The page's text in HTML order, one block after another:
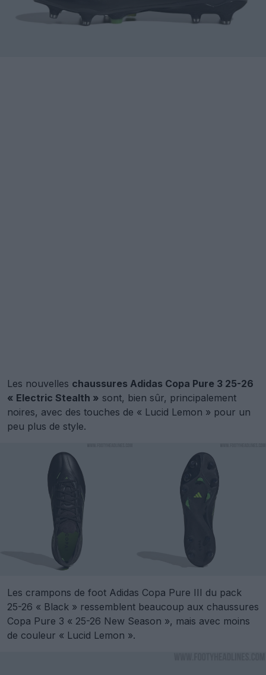
Les nouvelles chaussures Adidas Copa Pure 3 25-26
« Electric Stealth » sont, bien sûr, principalement
noires, avec des touches de « Lucid Lemon » pour un
peu plus de style.
Les crampons de foot Adidas Copa Pure III du pack
25-26 « Black » ressemblent beaucoup aux chaussures
Copa Pure 3 « 25-26 New Season », mais avec moins
de couleur « Lucid Lemon ».